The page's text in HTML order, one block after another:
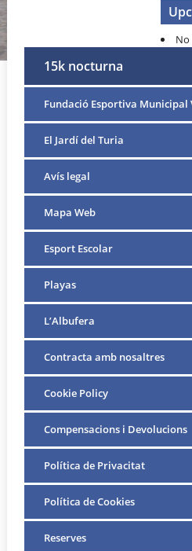
15k nocturna
Fundació Esportiva Municipal
El Jardí del Turia
Avís legal
Mapa Web
Esport Escolar
Playas
L’Albufera
Contracta amb nosaltres
Cookie Policy
Compensacions i Devolucions
Política de Privacitat
Política de Cookies
Reserves